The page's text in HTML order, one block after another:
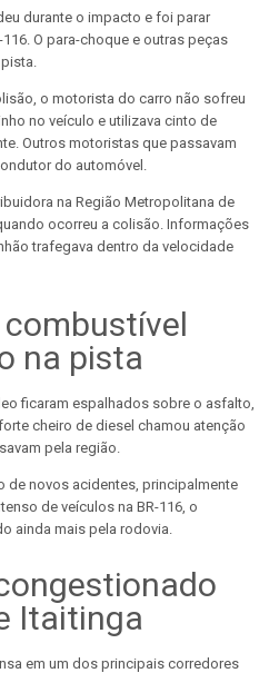
durante o impacto e foi parar
O para-choque e outras peças
o motorista do carro não sofreu
no veículo e utilizava cinto de
Outros motoristas que passavam
do automóvel.
na Região Metropolitana de
ocorreu a colisão. Informações
trafegava dentro da velocidade
na pista
ficaram espalhados sobre o asfalto,
cheiro de diesel chamou atenção
pela região.
de novos acidentes, principalmente
de veículos na BR-116, o
ainda mais pela rodovia.
Itaitinga
em um dos principais corredores